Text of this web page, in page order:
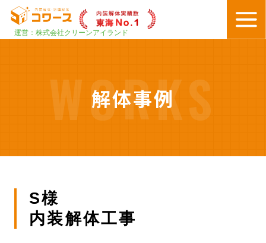
運営：株式会社クリーンアイランド
WORKS
解体事例
S様
内装解体工事